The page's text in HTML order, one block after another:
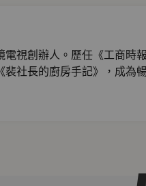
電視創辦人。歷任《工商時
裴社長的廚房手記》，成為